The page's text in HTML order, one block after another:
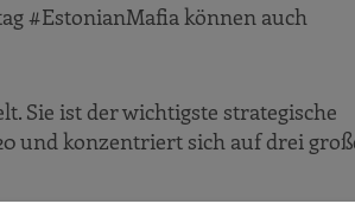
#EstonianMafia können auch
Sie ist der wichtigste strategische
und konzentriert sich auf drei